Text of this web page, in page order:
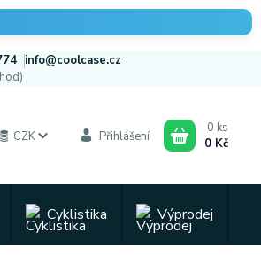
info@coolcase.cz
CZK Přihlášení
0 ks
0 Kč
Cyklistika Výprodej